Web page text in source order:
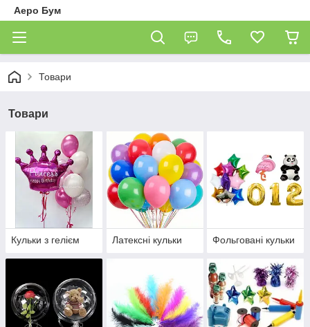
Аеро Бум
Товари
Товари
Кульки з гелієм Латексні кульки Фольговані кульки